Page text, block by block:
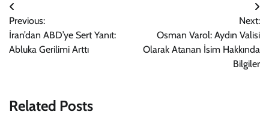
Yazı
gezinmesi
Previous:
İran’dan ABD’ye Sert Yanıt:
Abluka Gerilimi Arttı
Next:
Osman Varol: Aydın Valisi
Olarak Atanan İsim Hakkında
Bilgiler
Related Posts